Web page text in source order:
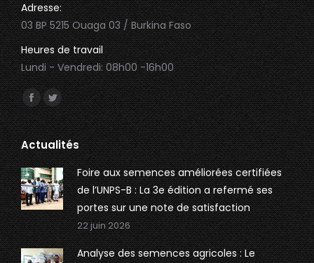
Adresse:
03 BP 5215 Ouaga 03 / Burkina Faso
Heures de travail
Lundi - Vendredi: 08h00 -16h00
Trouvez nous sur :
Facebook
page
opens
in
new
window
Twitter
page
opens
in
new
window
Actualités
Foire aux semences améliorées certifiées
de l’UNPS-B : La 3e édition a refermé ses
portes sur une note de satisfaction
22 juin 2026
Analyse des semences agricoles : Le